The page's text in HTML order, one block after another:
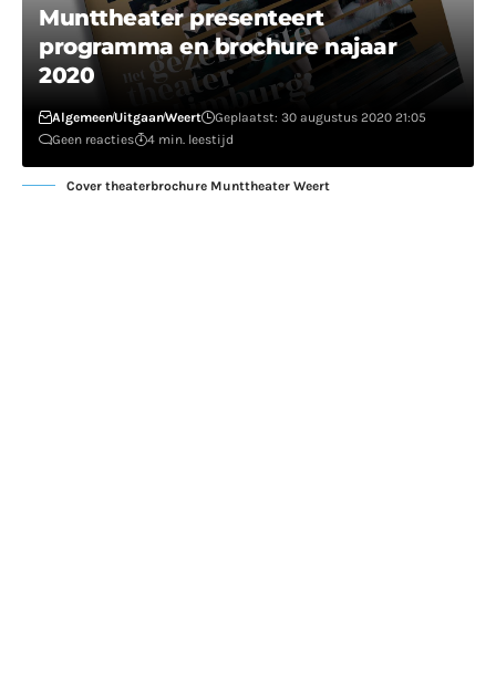
Munttheater presenteert
programma en brochure najaar
2020
AlgemeenUitgaanWeert
Geplaatst: 30 augustus 2020 21:05
Geen reacties
4 min. leestijd
Cover theaterbrochure Munttheater Weert